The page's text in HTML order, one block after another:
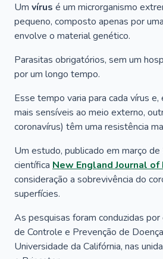
Um vírus é um microrganismo
pequeno, composto apenas por
envolve o material genético.
Parasitas obrigatórios, sem um
por um longo tempo.
Esse tempo varia para cada vírus
mais sensíveis ao meio externo,
coronavírus) têm uma resistência
Um estudo, publicado em março
científica New England Journal of
consideração a sobrevivência do
superfícies.
As pesquisas foram conduzidas
de Controle e Prevenção de
Universidade da Califórnia, nas